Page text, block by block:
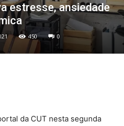
estresse, ansiedade
450 0
da CUT nesta segunda